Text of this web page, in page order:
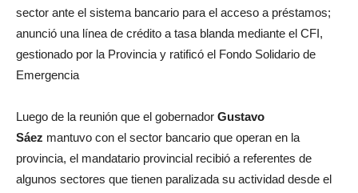
sector ante el sistema bancario para el acceso a préstamos;
anunció una línea de crédito a tasa blanda mediante el CFI,
gestionado por la Provincia y ratificó el Fondo Solidario de
Emergencia
Luego de la reunión que el gobernador Gustavo
Sáez mantuvo con el sector bancario que operan en la
provincia, el mandatario provincial recibió a referentes de
algunos sectores que tienen paralizada su actividad desde el